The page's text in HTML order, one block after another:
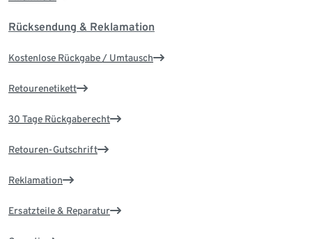
Rücksendung & Reklamation
Kostenlose Rückgabe / Umtausch
Retourenetikett
30 Tage Rückgaberecht
Retouren-Gutschrift
Reklamation
Ersatzteile & Reparatur